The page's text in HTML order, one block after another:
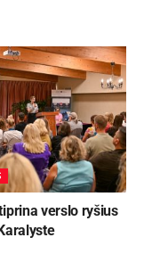
verslo ryšius